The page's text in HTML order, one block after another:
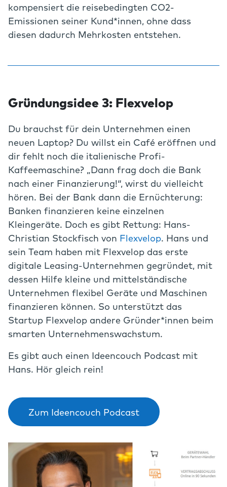
kompensiert die reisebedingten CO2-
Emissionen seiner Kund*innen, ohne dass
diesen dadurch Mehrkosten entstehen.
Gründungsidee 3: Flexvelop
Du brauchst für dein Unternehmen einen
neuen Laptop? Du willst ein Café eröffnen und
dir fehlt noch die italienische Profi-
Kaffeemaschine? „Dann frag doch die Bank
nach einer Finanzierung!“, wirst du vielleicht
hören. Bei der Bank dann die Ernüchterung:
Banken finanzieren keine einzelnen
Kleingeräte. Doch es gibt Rettung: Hans-
Christian Stockfisch von Flexvelop. Hans und
sein Team haben mit Flexvelop das erste
digitale Leasing-Unternehmen gegründet, mit
dessen Hilfe kleine und mittelständische
Unternehmen flexibel Geräte und Maschinen
finanzieren können. So unterstützt das
Startup Flexvelop andere Gründer*innen beim
smarten Unternehmenswachstum.
Es gibt auch einen Ideencouch Podcast mit
Hans. Hör gleich rein!
Zum Ideencouch Podcast